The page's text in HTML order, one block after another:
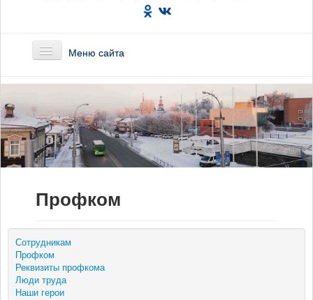
Меню сайта
О предприятии
Маршруты
Сотрудникам
Профком
Сотрудникам
Профком
Реквизиты профкома
Люди труда
Наши герои